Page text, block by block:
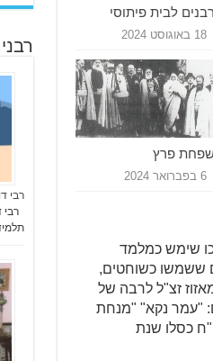
לבית פיתוסי
18 באוגוסט 2024
פרץ
6 בפברואר 2024
שימש כמלמד
ששמשו כשוחטים,
זצ"ל לרבה של
"עמר נקא" "מנחת
כסלו שנת
רבי
רבי